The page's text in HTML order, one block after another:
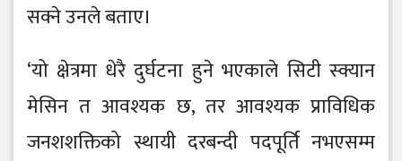
सक्ने उनले बताए।
‘यो क्षेत्रमा धेरै दुर्घटना हुने भएकाले सिटी स्क्यान
मेसिन त आवश्यक छ, तर आवश्यक प्राविधिक
जनशशक्तिको स्थायी दरबन्दी पदपूर्ति नभएसम्म